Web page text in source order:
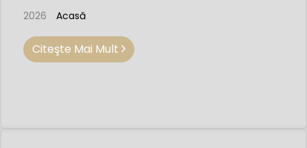
2026 Acasă
Citeşte Mai Mult